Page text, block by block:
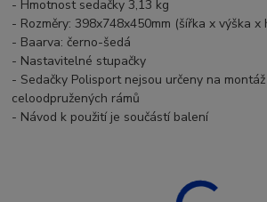
- Hmotnost sedačky 3,13 kg
- Rozměry: 398x748x450mm (šířka x výška x
- Baarva: černo-šedá
- Nastavitelné stupačky
- Sedačky Polisport nejsou určeny na
celoodpružených rámů
- Návod k použití je součástí balení